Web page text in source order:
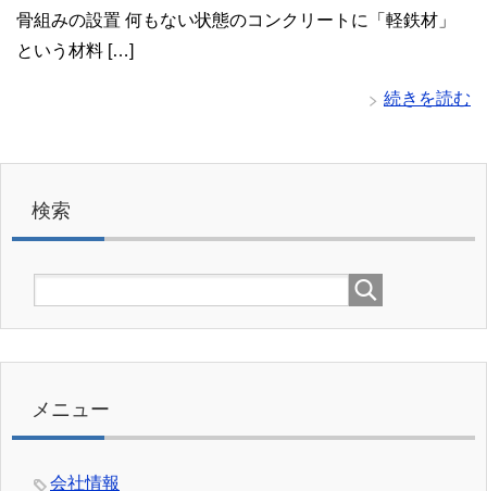
骨組みの設置 何もない状態のコンクリートに「軽鉄材」
という材料 […]
続きを読む
検索
メニュー
会社情報